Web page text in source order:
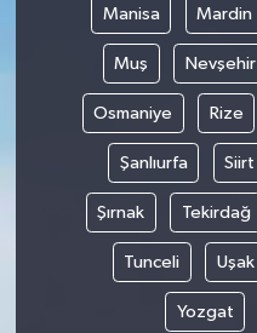
Manisa Mardin
Muş Nevşehir
Osmaniye Rize
Şanlıurfa Siirt
Şırnak Tekirdağ
Tunceli Uşak
Yozgat